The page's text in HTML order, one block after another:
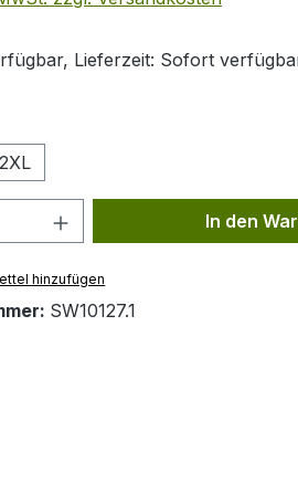
Lieferzeit: Sofort
2XL
Anzahl: Gib denIn den
hinzufügen
SW10127.1